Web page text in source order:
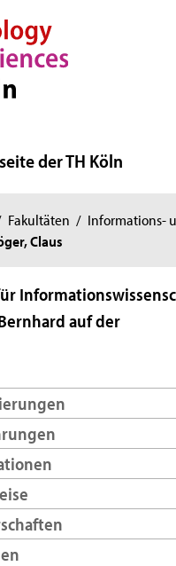
der TH Köln
Fakultäten / Informations-
Claus
auf der